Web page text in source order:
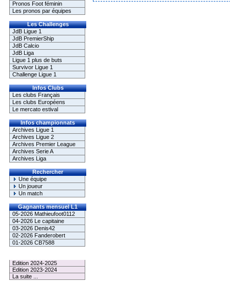
Pronos Foot féminin
Les pronos par équipes
Les Challenges
JdB Ligue 1
JdB PremierShip
JdB Calcio
JdB Liga
Ligue 1 plus de buts
Survivor Ligue 1
Challenge Ligue 1
Infos Clubs
Les clubs Français
Les clubs Européens
Le mercato estival
Infos championnats
Archives Ligue 1
Archives Ligue 2
Archives Premier League
Archives Serie A
Archives Liga
Rechercher
Une équipe
Un joueur
Un match
Gagnants mensuel L1
05-2026 Mathieufoot0112
04-2026 Le capitaine
03-2026 Denis42
02-2026 Fanderobert
01-2026 CB7588
Edition 2024-2025
Edition 2023-2024
La suite ...